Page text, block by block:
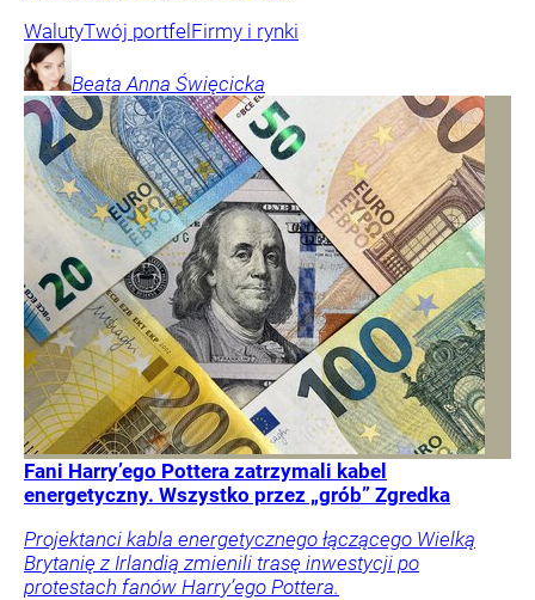
WalutyTwój portfelFirmy i rynki
Beata Anna Święcicka
Fani Harry’ego Pottera zatrzymali kabel
energetyczny. Wszystko przez „grób” Zgredka
Projektanci kabla energetycznego łączącego Wielką
Brytanię z Irlandią zmienili trasę inwestycji po
protestach fanów Harry’ego Pottera.